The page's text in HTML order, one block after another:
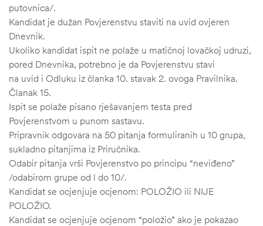
putovnica/.
Kandidat je dužan Povjerenstvu staviti na uvid ovjeren
Dnevnik.
Ukoliko kandidat ispit ne polaže u matičnoj lovačkoj udruzi,
pored Dnevnika, potrebno je da Povjerenstvu stavi
na uvid i Odluku iz članka 10. stavak 2. ovoga Pravilnika.
Članak 15.
Ispit se polaže pisano rješavanjem testa pred
Povjerenstvom u punom sastavu.
Pripravnik odgovara na 50 pitanja formuliranih u 10 grupa,
sukladno pitanjima iz Priručnika.
Odabir pitanja vrši Povjerenstvo po principu “neviđeno”
/odabirom grupe od l do 10/.
Kandidat se ocjenjuje ocjenom: POLOŽIO ili NIJE
POLOŽIO.
Kandidat se ocjenjuje ocjenom “položio” ako je pokazao